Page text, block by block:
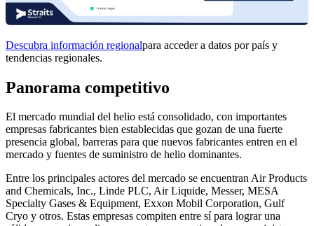
Descubra información regionalpara acceder a datos por país y
tendencias regionales.
Panorama competitivo
El mercado mundial del helio está consolidado, con importantes
empresas fabricantes bien establecidas que gozan de una fuerte
presencia global, barreras para que nuevos fabricantes entren en el
mercado y fuentes de suministro de helio dominantes.
Entre los principales actores del mercado se encuentran Air Products
and Chemicals, Inc., Linde PLC, Air Liquide, Messer, MESA
Specialty Gases & Equipment, Exxon Mobil Corporation, Gulf
Cryo y otros. Estas empresas compiten entre sí para lograr una